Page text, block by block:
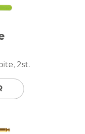
2st.